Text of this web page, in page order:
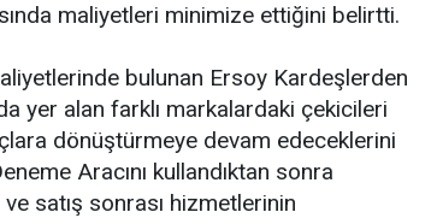
maliyetleri minimize ettiğini belirtti.
bulunan Ersoy Kardeşlerden
yer alan farklı markalardaki çekicileri
dönüştürmeye devam edeceklerini
Aracını kullandıktan sonra
satış sonrası hizmetlerinin